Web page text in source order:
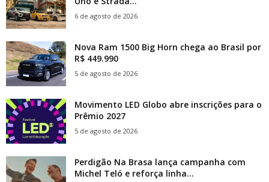
6 de agosto de 2026
Nova Ram 1500 Big Horn chega ao Brasil por
R$ 449.990
5 de agosto de 2026
Movimento LED Globo abre inscrições para o
Prêmio 2027
5 de agosto de 2026
Perdigão Na Brasa lança campanha com
Michel Teló e reforça linha...